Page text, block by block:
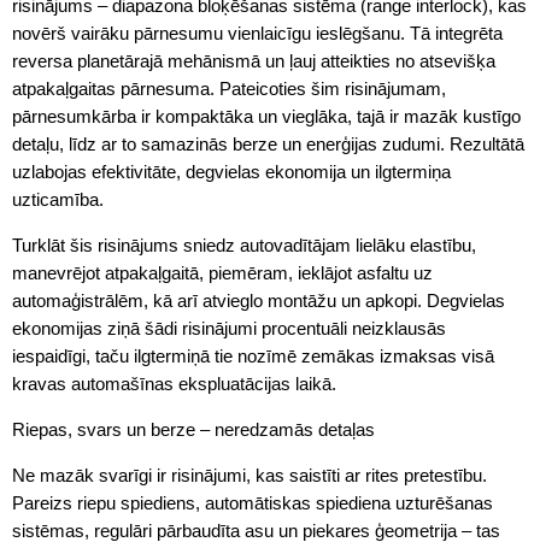
risinājums – diapazona bloķēšanas sistēma (range interlock), kas
novērš vairāku pārnesumu vienlaicīgu ieslēgšanu. Tā integrēta
reversa planetārajā mehānismā un ļauj atteikties no atsevišķa
atpakaļgaitas pārnesuma. Pateicoties šim risinājumam,
pārnesumkārba ir kompaktāka un vieglāka, tajā ir mazāk kustīgo
detaļu, līdz ar to samazinās berze un enerģijas zudumi. Rezultātā
uzlabojas efektivitāte, degvielas ekonomija un ilgtermiņa
uzticamība.
Turklāt šis risinājums sniedz autovadītājam lielāku elastību,
manevrējot atpakaļgaitā, piemēram, ieklājot asfaltu uz
automaģistrālēm, kā arī atvieglo montāžu un apkopi. Degvielas
ekonomijas ziņā šādi risinājumi procentuāli neizklausās
iespaidīgi, taču ilgtermiņā tie nozīmē zemākas izmaksas visā
kravas automašīnas ekspluatācijas laikā.
Riepas, svars un berze – neredzamās detaļas
Ne mazāk svarīgi ir risinājumi, kas saistīti ar rites pretestību.
Pareizs riepu spiediens, automātiskas spiediena uzturēšanas
sistēmas, regulāri pārbaudīta asu un piekares ģeometrija – tas